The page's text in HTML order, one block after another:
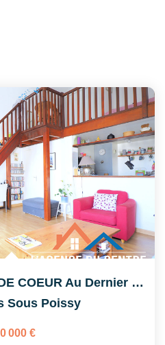
Appartement COUP DE COEUR Au Dernier Étage De 51.80 M2
Sous Poissy
000 €